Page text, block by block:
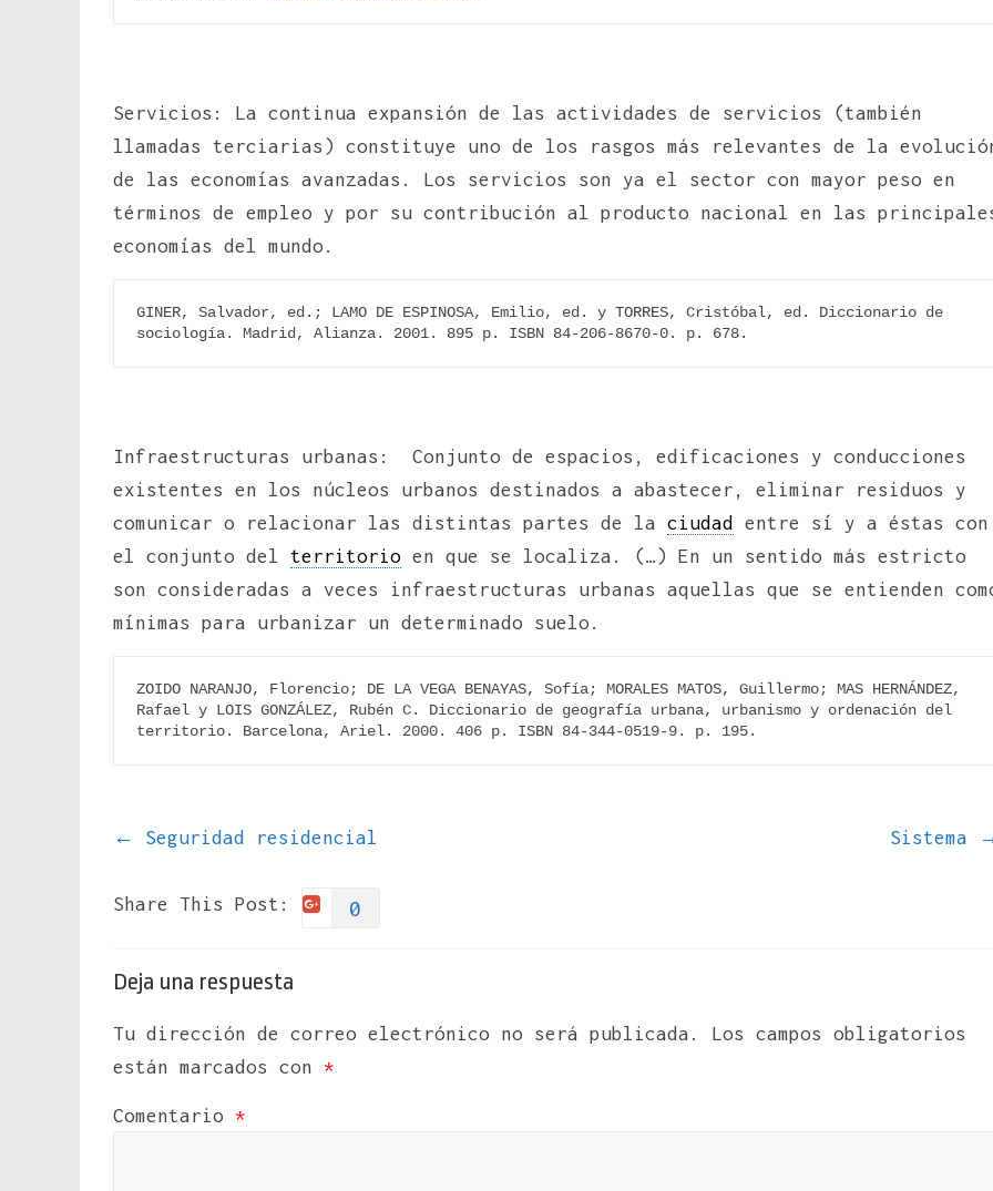
Servicios: La continua expansión de las actividades de servicios (también
llamadas terciarias) constituye uno de los rasgos más relevantes de la
de las economías avanzadas. Los servicios son ya el sector con mayor peso en
términos de empleo y por su contribución al producto nacional en las
economías del mundo.
GINER, Salvador, ed.; LAMO DE ESPINOSA, Emilio, ed. y TORRES, Cristóbal, ed. Diccionario de
sociología. Madrid, Alianza. 2001. 895 p. ISBN 84-206-8670-0. p. 678.
Infraestructuras urbanas: Conjunto de espacios, edificaciones y conducciones
existentes en los núcleos urbanos destinados a abastecer, eliminar residuos y
comunicar o relacionar las distintas partes de la ciudad entre sí y a éstas con
el conjunto del territorio en que se localiza. (…) En un sentido más estricto
son consideradas a veces infraestructuras urbanas aquellas que se entienden
mínimas para urbanizar un determinado suelo.
ZOIDO NARANJO, Florencio; DE LA VEGA BENAYAS, Sofía; MORALES MATOS, Guillermo; MAS HERNÁNDEZ,
Rafael y LOIS GONZÁLEZ, Rubén C. Diccionario de geografía urbana, urbanismo y ordenación del
territorio. Barcelona, Ariel. 2000. 406 p. ISBN 84-344-0519-9. p. 195.
← Seguridad residencial Sistema
Share This Post: 0
Deja una respuesta
Tu dirección de correo electrónico no será publicada.
Los campos obligatorios
están marcados con *
Comentario *